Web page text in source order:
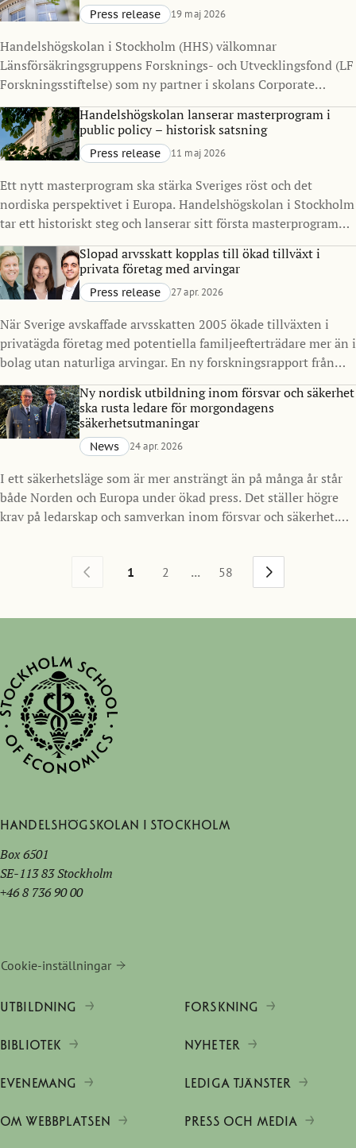
Press release 19 maj 2026
Handelshögskolan i Stockholm (HHS) välkomnar
Länsförsäkringsgruppens Forsknings- och Utvecklingsfond (LF
Forskningsstiftelse) som ny partner i skolans Corporate
Partnership Program. Samarbetet syftar till att stärka
kopplingen mellan akademi och näringsliv, med särskilt fokus
på finans, resiliens och samhällelig stabilitet i en tid präglad
av ökad komplexitet.
Handelshögskolan lanserar masterprogram i
public policy – historisk satsning
Press release 11 maj 2026
Ett nytt masterprogram ska stärka Sveriges röst och det
nordiska perspektivet i Europa. Handelshögskolan i Stockholm
tar ett historiskt steg och lanserar sitt första masterprogram
inriktat på offentlig sektor och policy. Master in Public Policy
(MPP), med start 2027, ska utbilda nästa generation
beslutsfattare för att möta komplexa samhällsutmaningar, i
Sverige och internationellt.
Slopad arvsskatt kopplas till ökad tillväxt i
privata företag med arvingar
Press release 27 apr. 2026
När Sverige avskaffade arvsskatten 2005 ökade tillväxten i
privatägda företag med potentiella familjeefterträdare mer än i
bolag utan naturliga arvingar. En ny forskningsrapport från
Handelshögskolan i Stockholm visar också ökade investeringar
och skatteintäkter.Ny nordisk utbildning inom försvar och säkerhet
ska rusta ledare för morgondagens
säkerhetsutmaningar
News 24 apr. 2026
I ett säkerhetsläge som är mer ansträngt än på många år står
både Norden och Europa under ökad press. Det ställer högre
krav på ledarskap och samverkan inom försvar och säkerhet.
ett nytt samarbete med Försvarsmakten och lanserar SSE
Nordic Defense MBA, ett program för framtidens ledare inom
försvarssektorn i Norden med start hösten 2026.
1 2 ... 58
Handelshögskolan i Stockholm
Box 6501
SE-113 83 Stockholm
+46 8 736 90 00
Cookie-inställningar
UTBILDNING FORSKNING
BIBLIOTEK NYHETER
EVENEMANG LEDIGA TJÄNSTER
OM WEBBPLATSEN PRESS OCH MEDIA